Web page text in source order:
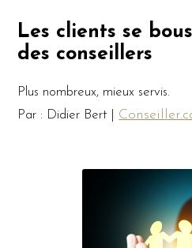
Les clients se
des conseillers
Plus nombreux, mieux servis.
Par : Didier Bert |